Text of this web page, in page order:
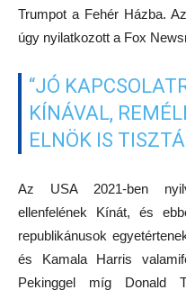
Trumpot a Fehér Házba.
úgy nyilatkozott a Fox
“JÓ
KÍNÁVAL,
ELNÖK IS
Az USA 2021-ben
ellenfelének Kínát, és
republikánusok
és Kamala Harris
Pekinggel míg Donald